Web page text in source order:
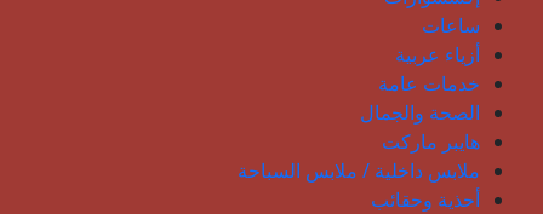
ساعات
أزياء عربية
خدمات عامة
الصحة والجمال
هايبر ماركت
ملابس داخلية / ملابس السباحة
أحذية وحقائب